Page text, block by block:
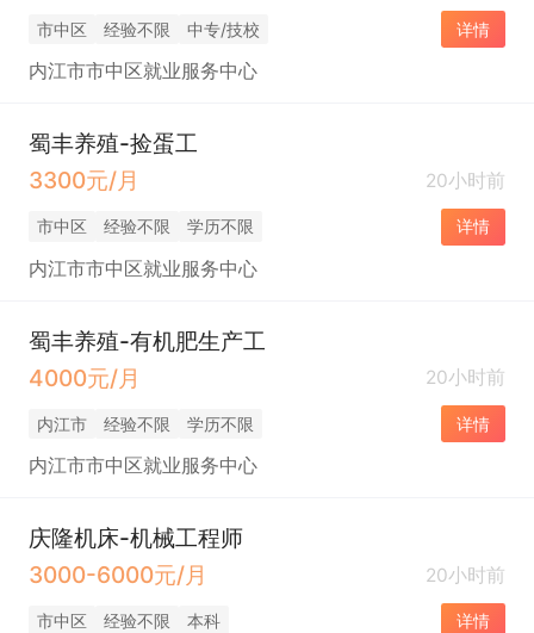
市中区 经验不限 中专/技校 详情
内江市市中区就业服务中心
蜀丰养殖-捡蛋工
3300元/月
20小时前
市中区 经验不限 学历不限 详情
内江市市中区就业服务中心
蜀丰养殖-有机肥生产工
4000元/月
20小时前
内江市 经验不限 学历不限 详情
内江市市中区就业服务中心
庆隆机床-机械工程师
3000-6000元/月
20小时前
市中区 经验不限 本科 详情